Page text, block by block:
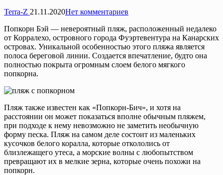
Запись
Terra-Z 21.11.2020Нет комментариев
Попкорн Бэй — невероятный пляж, расположенный недалеко
от Корралехо, островного города Фуэртевентура на Канарских
островах. Уникальной особенностью этого пляжа является
полоса береговой линии. Создается впечатление, будто она
полностью покрыта огромным слоем белого мягкого
попкорна.
Пляж также известен как «Попкорн-Бич», и хотя на
расстоянии он может показаться вполне обычным пляжем,
при подходе к нему невозможно не заметить необычную
форму песка. Пляж на самом деле состоит из маленьких
кусочков белого коралла, которые откололись от
близлежащего утеса, а морские волны с любопытством
превращают их в мелкие зерна, которые очень похожи на
попкорн.